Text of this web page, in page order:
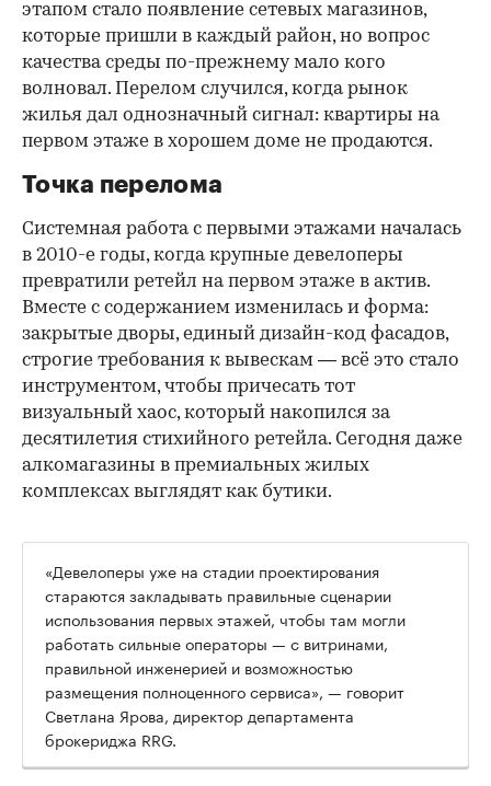
этапом стало появление сетевых магазинов,
которые пришли в каждый район, но вопрос
качества среды по-прежнему мало кого
волновал. Перелом случился, когда рынок
жилья дал однозначный сигнал: квартиры на
первом этаже в хорошем доме не продаются.
Точка перелома
Системная работа с первыми этажами началась
в 2010-е годы, когда крупные девелоперы
превратили ретейл на первом этаже в актив.
Вместе с содержанием изменилась и форма:
закрытые дворы, единый дизайн-код фасадов,
строгие требования к вывескам — всё это стало
инструментом, чтобы причесать тот
визуальный хаос, который накопился за
десятилетия стихийного ретейла. Сегодня даже
алкомагазины в премиальных жилых
комплексах выглядят как бутики.
00:00
«Девелоперы уже на стадии проектирования
стараются закладывать правильные сценарии
использования первых этажей, чтобы там могли
работать сильные операторы — с витринами,
правильной инженерией и возможностью
размещения полноценного сервиса», — говорит
Светлана Ярова, директор департамента
брокериджа RRG.